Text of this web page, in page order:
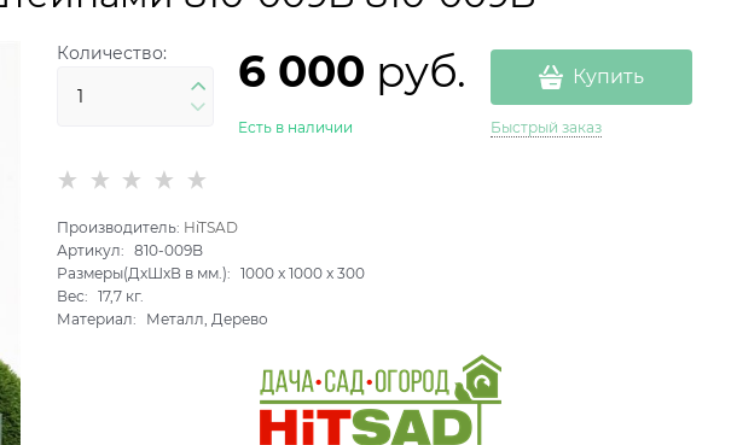
Количество: 6 000 руб.
Есть в наличии
Купить
Быстрый заказ
Производитель: HiTSAD
Артикул:
810-009B
Размеры(ДхШхВ в мм.):
1000 x1000 x300
Вес:
17,7 кг.
Материал:
Металл, Дерево